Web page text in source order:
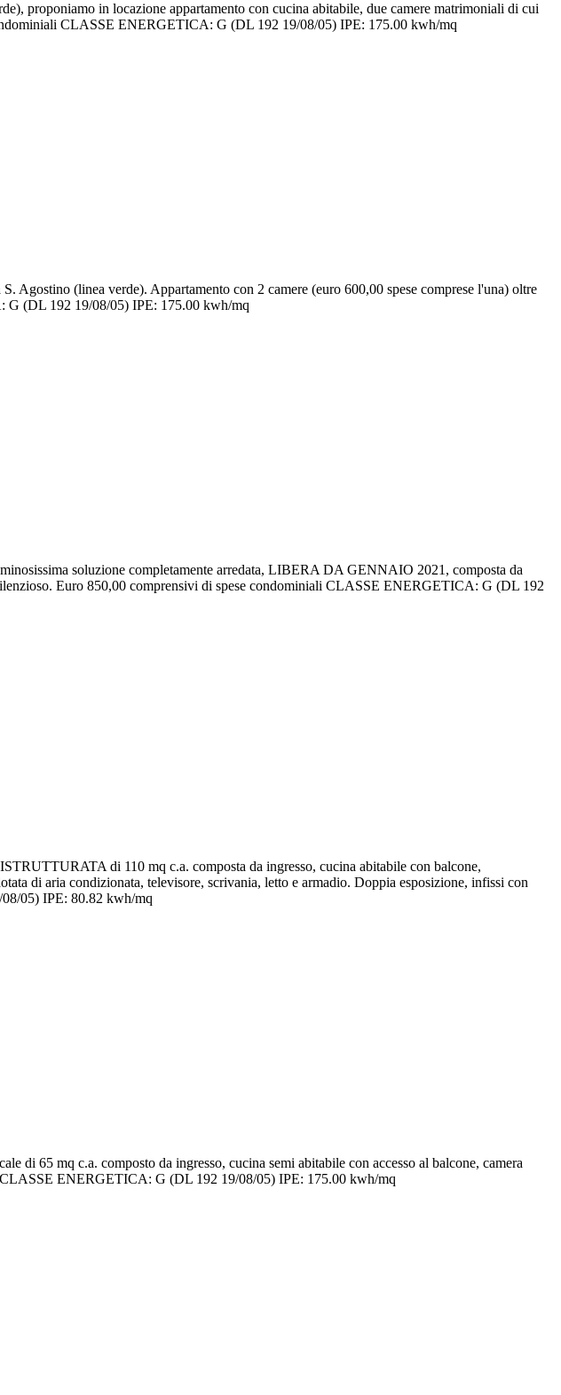
proponiamo in locazione appartamento con cucina abitabile, due camere matrimoniali di cui
CLASSE ENERGETICA: G (DL 192 19/08/05) IPE: 175.00 kwh/mq
(linea verde). Appartamento con 2 camere (euro 600,00 spese comprese l'una) oltre
G (DL 192 19/08/05) IPE: 175.00 kwh/mq
soluzione completamente arredata, LIBERA DA GENNAIO 2021, composta da
Euro 850,00 comprensivi di spese condominiali CLASSE ENERGETICA: G (DL 192
di 110 mq c.a. composta da ingresso, cucina abitabile con balcone,
di aria condizionata, televisore, scrivania, letto e armadio. Doppia esposizione, infissi con
05) IPE: 80.82 kwh/mq
di 65 mq c.a. composto da ingresso, cucina semi abitabile con accesso al balcone, camera
ENERGETICA: G (DL 192 19/08/05) IPE: 175.00 kwh/mq